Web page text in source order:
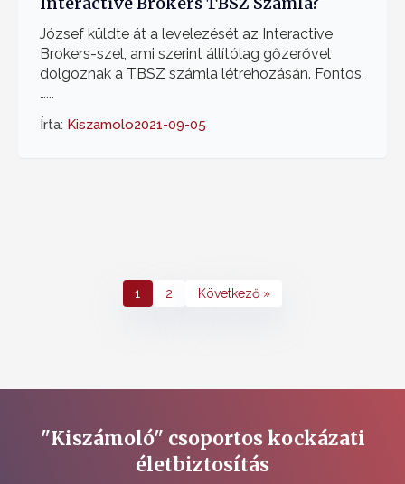
József küldte át a levelezését az Interactive
Brokers-szel, ami szerint állítólag gőzerővel
dolgoznak a TBSZ számla létrehozásán. Fontos,
…...
Írta: Kiszamolo2021-09-05
1 2 Következő »
"Kiszámoló" csoportos kockázati
életbiztosítás